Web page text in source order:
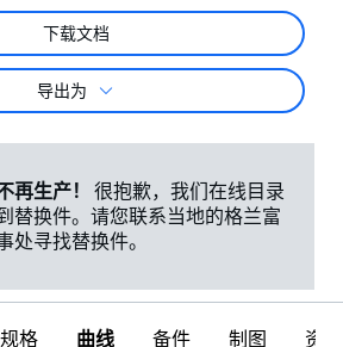
下载文档
导出为
再生产！
很抱歉，我们在线目录
替换件。请您联系当地的格兰富
处寻找替换件。
规格 曲线 备件 制图 资料